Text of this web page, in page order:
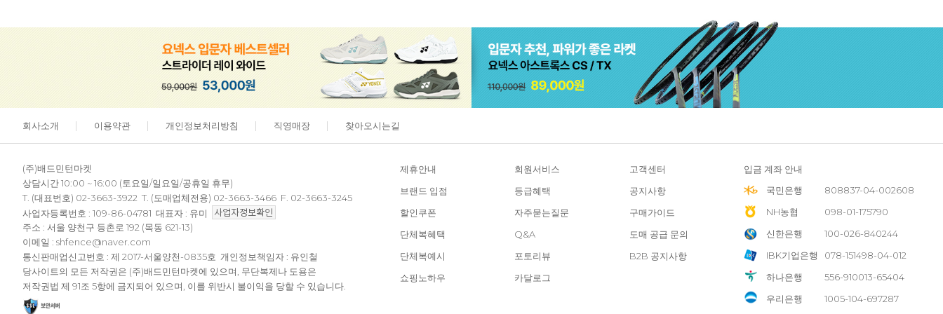
회사소개 이용약관 개인정보처리방침 직영매장 찾아오시는길
(주)배드민턴마켓
상담시간 10:00 ~ 16:00 (토요일/일요일/공휴일 휴무)
T. (대표번호) 02-3663-3922 T. (도매업체전용) 02-3663-3466 F. 02-3663-3245
사업자등록번호 : 109-86-04781 대표자 : 유미
주소 : 서울 양천구 등촌로 192 (목동 621-13)
이메일 : shfence@naver.com
통신판매업신고번호 : 제 2017-서울양천-0835호 개인정보책임자 : 유인철
당사이트의 모든 저작권은 (주)배드민턴마켓에 있으며, 무단복제나 도용은
저작권법 제 91조 5항에 금지되어 있으며, 이를 위반시 불이익을 당할 수 있습니다.
제휴안내 회원서비스
고객센터
브랜드 입점
등급혜택
공지사항
할인쿠폰
자주묻는질문
구매가이드
단체복혜택
Q&A
도매 공급 문의
단체복예시
포토리뷰
B2B 공지사항
쇼핑노하우
카달로그
입금 계좌 안내
국민은행
808837-04-002608
NH농협
098-01-175790
신한은행
100-026-840244
IBK기업은행
078-151498-04-012
하나은행
556-910013-65404
우리은행
1005-104-697287